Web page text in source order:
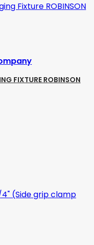
FIXTURE ROBINSON